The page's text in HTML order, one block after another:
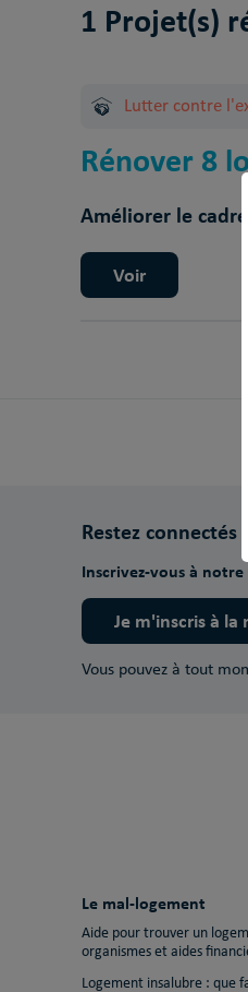
1 Projet(s)
Lutter contre
Rénover 8
Améliorer le
Voir
Restez connectés
Inscrivez-vous à
Je m'inscris à la
Vous pouvez à tout
Le mal-logement
Aide pour trouver un
organismes et aides
Logement insalubre : que